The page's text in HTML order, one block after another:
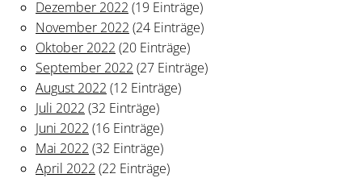
Dezember 2022 (19 Einträge)
November 2022 (24 Einträge)
Oktober 2022 (20 Einträge)
September 2022 (27 Einträge)
August 2022 (12 Einträge)
Juli 2022 (32 Einträge)
Juni 2022 (16 Einträge)
Mai 2022 (32 Einträge)
April 2022 (22 Einträge)